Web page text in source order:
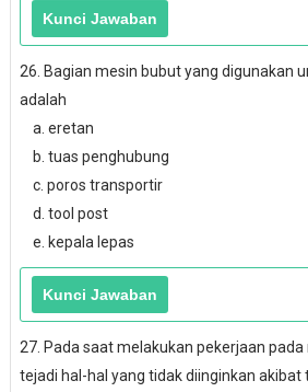
26. Bagian mesin bubut yang digunakan
adalah
a. eretan
b. tuas penghubung
c. poros transportir
d. tool post
e. kepala lepas
27. Pada saat melakukan pekerjaan
tejadi hal-hal yang tidak diinginkan